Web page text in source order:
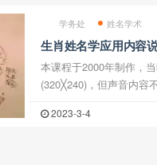
学务处 姓名学术
生肖姓名学应用内容
本课程于2000年制作，
(320╳240)，但声音内容
共15课，课程内容： 1
2023-3-4